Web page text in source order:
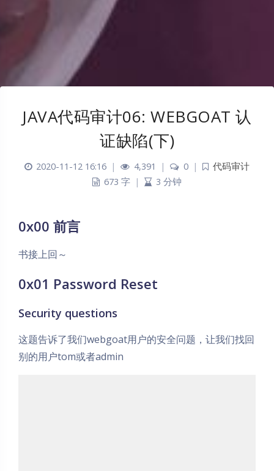
JAVA代码审计06: WEBGOAT 认
证缺陷(下)
2020-11-12 16:16 | 4,391 | 0 |
代码审计
673 字 | 3 分钟
0x00 前言
书接上回～
0x01 Password Reset
Security questions
这题告诉了我们webgoat用户的安全问题，让我们找回
别的用户tom或者admin